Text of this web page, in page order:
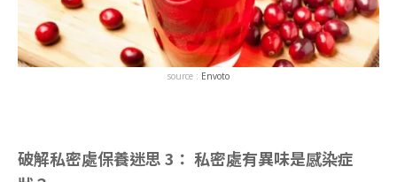
source : Envoto
破解私密處保養迷思 3： 私密處有異味是感染症